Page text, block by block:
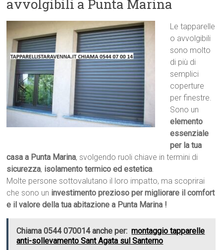
avvolgibili a Punta Marina
Le tapparelle
o avvolgibili
sono molto
di più di
semplici
coperture
per finestre.
Sono un
elemento
essenziale
per la tua
casa a Punta Marina, svolgendo ruoli chiave in termini di
sicurezza, isolamento termico ed estetica.
Molte persone sottovalutano il loro impatto, ma scoprirai
che sono un investimento prezioso per migliorare il comfort
e il valore della tua abitazione a Punta Marina !
Chiama 0544 070014 anche per: montaggio tapparelle
anti-sollevamento Sant Agata sul Santerno